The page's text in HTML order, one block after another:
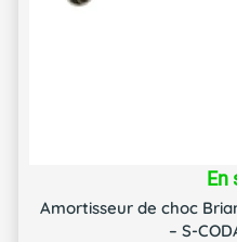
En
Amortisseur de choc
– S-